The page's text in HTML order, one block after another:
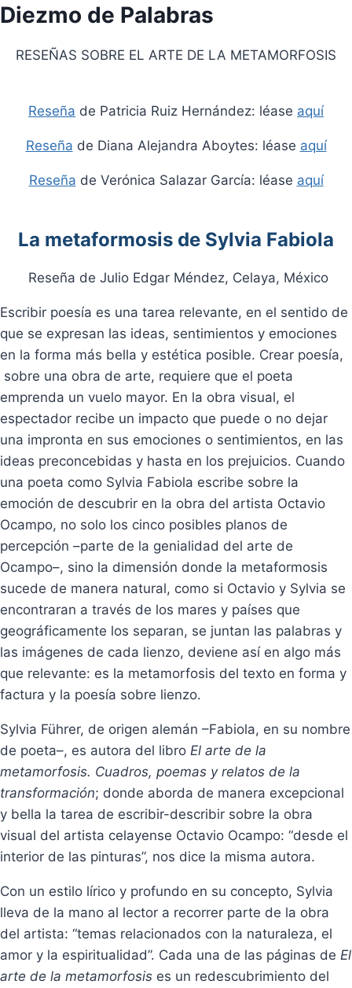
Diezmo de Palabras
RESEÑAS SOBRE EL ARTE DE LA METAMORFOSIS
Reseña de Patricia Ruiz Hernández: léase aquí
Reseña de Diana Alejandra Aboytes: léase aquí
Reseña de Verónica Salazar García: léase aquí
La metaformosis de Sylvia Fabiola
Reseña de Julio Edgar Méndez, Celaya, México
Escribir poesía es una tarea relevante, en el sentido de
que se expresan las ideas, sentimientos y emociones
en la forma más bella y estética posible. Crear poesía,
sobre una obra de arte, requiere que el poeta
emprenda un vuelo mayor. En la obra visual, el
espectador recibe un impacto que puede o no dejar
una impronta en sus emociones o sentimientos, en las
ideas preconcebidas y hasta en los prejuicios. Cuando
una poeta como Sylvia Fabiola escribe sobre la
emoción de descubrir en la obra del artista Octavio
Ocampo, no solo los cinco posibles planos de
percepción –parte de la genialidad del arte de
Ocampo–, sino la dimensión donde la metaformosis
sucede de manera natural, como si Octavio y Sylvia se
encontraran a través de los mares y países que
geográficamente los separan, se juntan las palabras y
las imágenes de cada lienzo, deviene así en algo más
que relevante: es la metamorfosis del texto en forma y
factura y la poesía sobre lienzo.
Sylvia Führer, de origen alemán –Fabiola, en su nombre
de poeta–, es autora del libro El arte de la
metamorfosis. Cuadros, poemas y relatos de la
transformación; donde aborda de manera excepcional
y bella la tarea de escribir-describir sobre la obra
visual del artista celayense Octavio Ocampo: “desde el
interior de las pinturas”, nos dice la misma autora.
Con un estilo lírico y profundo en su concepto, Sylvia
lleva de la mano al lector a recorrer parte de la obra
del artista: “temas relacionados con la naturaleza, el
amor y la espiritualidad”. Cada una de las páginas de El
arte de la metamorfosis es un redescubrimiento del